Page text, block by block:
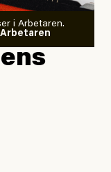
i Arbetaren.